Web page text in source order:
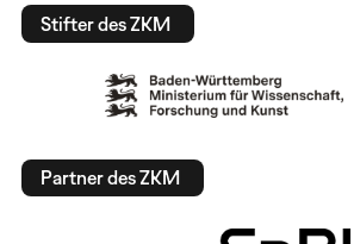
Stifter des ZKM
Partner des ZKM